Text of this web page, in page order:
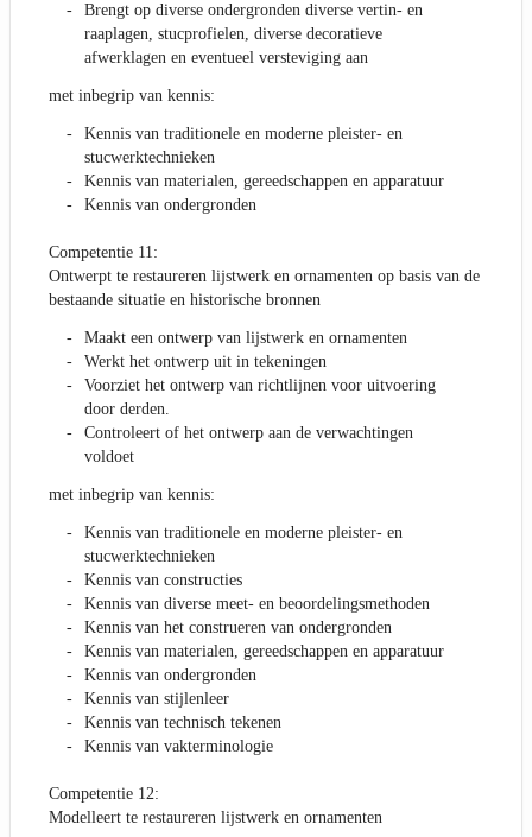
Brengt op diverse ondergronden diverse vertin- en
raaplagen, stucprofielen, diverse decoratieve
afwerklagen en eventueel versteviging aan
met inbegrip van kennis:
Kennis van traditionele en moderne pleister- en
stucwerktechnieken
Kennis van materialen, gereedschappen en apparatuur
Kennis van ondergronden
Competentie 11:
Ontwerpt te restaureren lijstwerk en ornamenten op basis van de
bestaande situatie en historische bronnen
Maakt een ontwerp van lijstwerk en ornamenten
Werkt het ontwerp uit in tekeningen
Voorziet het ontwerp van richtlijnen voor uitvoering
door derden.
Controleert of het ontwerp aan de verwachtingen
voldoet
met inbegrip van kennis:
Kennis van traditionele en moderne pleister- en
stucwerktechnieken
Kennis van constructies
Kennis van diverse meet- en beoordelingsmethoden
Kennis van het construeren van ondergronden
Kennis van materialen, gereedschappen en apparatuur
Kennis van ondergronden
Kennis van stijlenleer
Kennis van technisch tekenen
Kennis van vakterminologie
Competentie 12:
Modelleert te restaureren lijstwerk en ornamenten